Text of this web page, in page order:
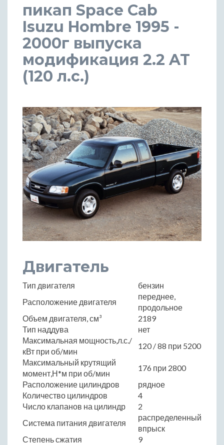
пикап Space Cab
Isuzu Hombre 1995 -
2000г выпуска
модификация 2.2 AT
(120 л.с.)
Двигатель
Тип двигателя
бензин
Расположение двигателя
переднее,
продольное
Объем двигателя, см³
2189
Тип наддува
нет
Максимальная мощность,л.с./
кВт при об/мин
120 / 88 при 5200
Максимальный крутящий
момент,Н*м при об/мин
176 при 2800
Расположение цилиндров
рядное
Количество цилиндров
4
Число клапанов на цилиндр
2
Система питания двигателя
распределенный
впрыск
Степень сжатия
9